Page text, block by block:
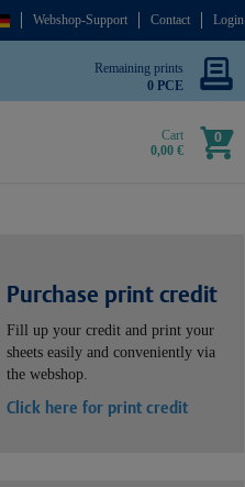
Webshop-Support Contact Login
Remaining prints
0 PCE
Cart
0,00 €
0
Purchase print credit
Fill up your credit and print your
sheets easily and conveniently via
the webshop.
Click here for print credit